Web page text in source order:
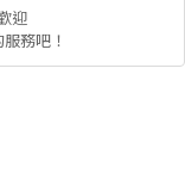
迎
務吧！